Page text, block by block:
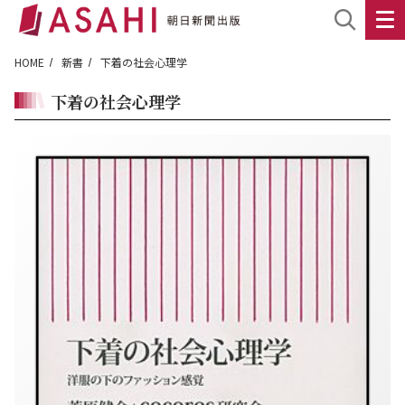
HOME 新書 下着の社会心理学
下着の社会心理学